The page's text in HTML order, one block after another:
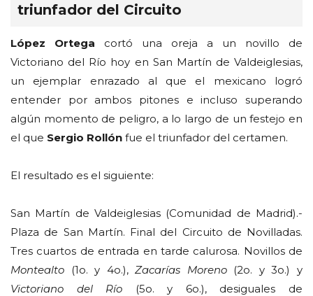
triunfador del Circuito
López Ortega cortó una oreja a un novillo de
Victoriano del Río hoy en San Martín de Valdeiglesias,
un ejemplar enrazado al que el mexicano logró
entender por ambos pitones e incluso superando
algún momento de peligro, a lo largo de un festejo en
el que Sergio Rollón fue el triunfador del certamen.
El resultado es el siguiente:
San Martín de Valdeiglesias (Comunidad de Madrid).-
Plaza de San Martín. Final del Circuito de Novilladas.
Tres cuartos de entrada en tarde calurosa. Novillos de
Montealto (1o. y 4o.),Zacarías Moreno(2o. y 3o.) y
Victoriano del Río (5o. y 6o.), desiguales de